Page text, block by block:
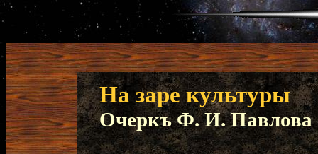
На заре культуры
Очеркъ Ф. И. Павлова